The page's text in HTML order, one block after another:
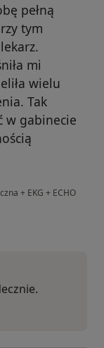
pełną
tym
mi
wielu
Tak
w gabinecie
+ EKG + ECHO